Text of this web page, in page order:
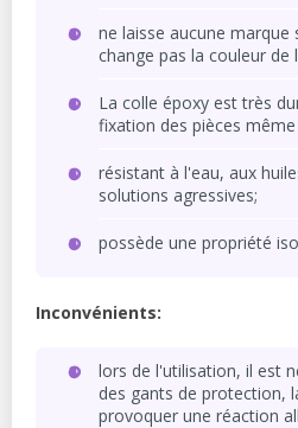
ne laisse aucune marque
change pas la couleur de
La colle époxy est très
fixation des pièces
résistant à l'eau, aux
solutions agressives;
possède une propriété
Inconvénients:
lors de l'utilisation, il est
des gants de protection,
provoquer une réaction